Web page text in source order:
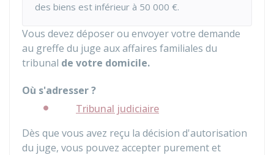
des biens est inférieur à 50 000 €.
Vous devez déposer ou envoyer votre demande
au greffe du juge aux affaires familiales du
tribunal de votre domicile.
Où s'adresser ?
Tribunal judiciaire
Dès que vous avez reçu la décision d'autorisation
du juge, vous pouvez accepter purement et